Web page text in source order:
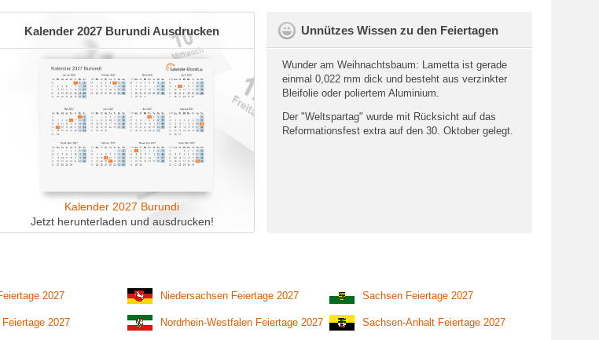
Kalender 2027 Burundi Ausdrucken
Kalender 2027 Burundi
Jetzt herunterladen und ausdrucken!
Unnützes Wissen zu den Feiertagen
Wunder am Weihnachtsbaum: Lametta ist gerade
einmal 0,022 mm dick und besteht aus verzinkter
Bleifolie oder poliertem Aluminium.
Der "Weltspartag" wurde mit Rücksicht auf das
Reformationsfest extra auf den 30. Oktober gelegt.
2027
Feiertage 2027
Niedersachsen Feiertage 2027
Nordrhein-Westfalen Feiertage 2027
Sachsen Feiertage 2027
Sachsen-Anhalt Feiertage 2027